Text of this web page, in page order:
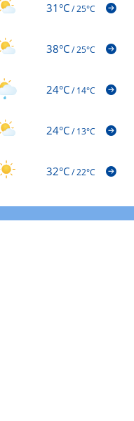
31°C/25°C
38°C/25°C
24°C/14°C
24°C/13°C
32°C/22°C